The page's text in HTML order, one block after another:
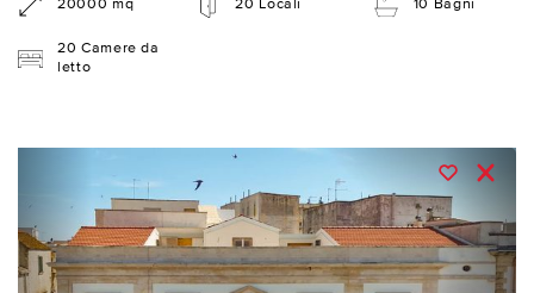
20000 mq 20 Locali 10 Bagni
20 Camere da
letto